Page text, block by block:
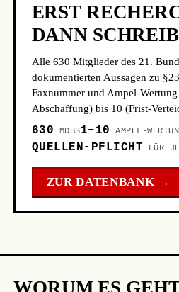
ERST
DANN
Alle 630 Mitglieder des 21.
dokumentierten Aussagen zu
Faxnummer und Ampel-
Abschaffung) bis 10 (Frist-
630 MDBS1–10 AMPEL-
QUELLEN-PFLICHT FÜR
ZUR DATENBANK →